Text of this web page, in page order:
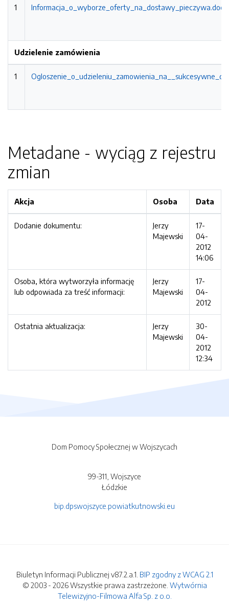
1 Informacja_o_wyborze_oferty_na_dostawy_pieczywa.doc
Udzielenie zamówienia
1
Metadane - wyciąg z rejestru
zmian
Akcja Osoba Data
Dodanie dokumentu:
Jerzy
Majewski
17-
04-
2012
14:06
Osoba, która wytworzyła informację
lub odpowiada za treść informacji:
Jerzy
Majewski
17-
04-
2012
Ostatnia aktualizacja:
Jerzy
Majewski
30-
04-
2012
12:34
Dom Pomocy Społecznej w Wojszycach
99-311, Wojszyce
Łódzkie
bip.dpswojszyce.powiatkutnowski.eu
Biuletyn Informacji Publicznej v87.2.a.1. BIP zgodny z WCAG 2.1
© 2003 - 2026 Wszystkie prawa zastrzeżone. Wytwórnia
Telewizyjno-Filmowa Alfa Sp. z o.o.